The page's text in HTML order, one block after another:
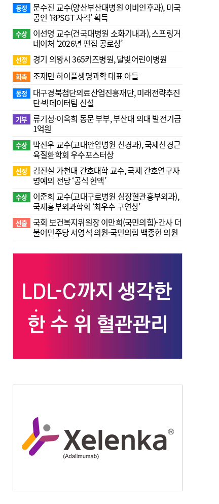
동정
문수진 교수( 양산부산대병원 이비인후과), 미국
공인 ‘RPSGT 자격’ 획득
수상
이선영 교수(건국대병원 소화기내과), 스프링거
네이처 ‘2026년 편집 공로상’
선정 경기 의왕시 365키즈병원, 달빛어린이병원
화촉 조재민 하이플생명과학 대표 아들
동정
대구경북첨단의료산업진흥재단, 미래전략추진
단·빅데이터팀 신설
기부 류기성·이옥희 동문 부부, 부산대 의대 발전기금
1억원
수상
박진우 교수(고대안암병원 신경과), 국제신경근
육질환학회 우수포스터상
선정
김진실 가천대 간호대학 교수, 국제 간호연구자
명예의 전당 ‘공식 헌액’
수상
이준희 교수(고대구로병원 심장혈관흉부외과),
국제흉부외과학회 ‘최우수 구연상’
선출 국회 보건복지위원장 이만희(국민의힘)-간사 더
불어민주당 서영석 의원·국민의힘 백종헌 의원